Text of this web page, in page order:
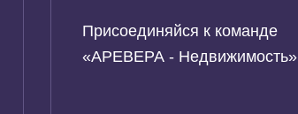
Присоединяйся к команде
«АРЕВЕРА - Недвижимость»